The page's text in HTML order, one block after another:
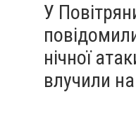
У
нічної
влучили